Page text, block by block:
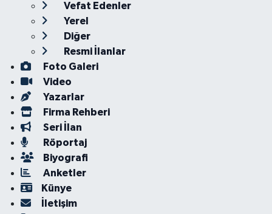
Vefat Edenler
Yerel
Diğer
Resmi İlanlar
Foto Galeri
Video
Yazarlar
Firma Rehberi
Seri İlan
Röportaj
Biyografi
Anketler
Künye
İletişim